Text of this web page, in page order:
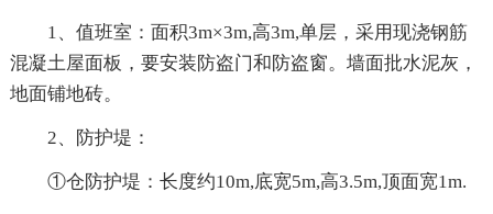
1、值班室：面积3m×3m,高3m,单层，采用现浇钢筋
混凝土屋面板，要安装防盗门和防盗窗。墙面批水泥灰，
地面铺地砖。
2、防护堤：
①仓防护堤：长度约10m,底宽5m,高3.5m,顶面宽1m.